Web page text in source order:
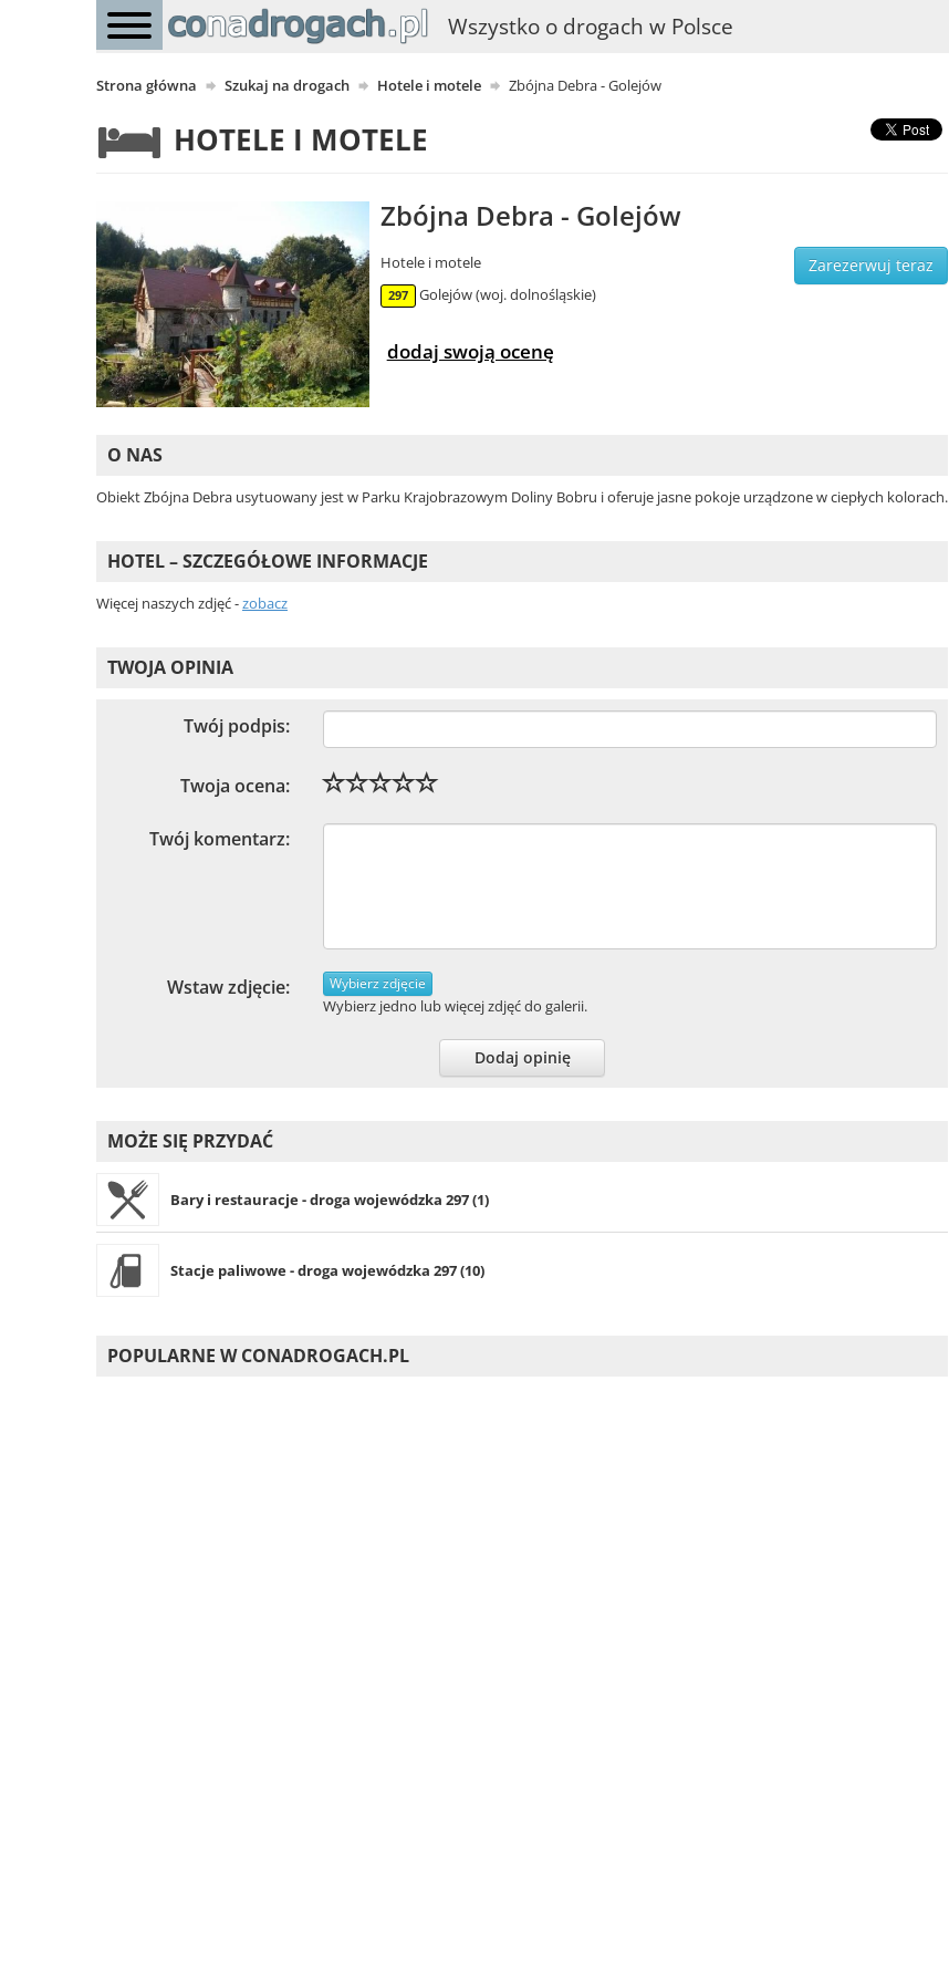
Wszystko o drogach w Polsce
Strona główna Szukaj na drogach Hotele i motele Zbójna Debra - Golejów
HOTELE I MOTELE
Zbójna Debra - Golejów
Zarezerwuj teraz
Hotele i motele
297 Golejów (woj. dolnośląskie)
dodaj swoją ocenę
O NAS
Obiekt Zbójna Debra usytuowany jest w Parku Krajobrazowym Doliny Bobru i oferuje jasne pokoje urządzone w ciepłych kolorach.
HOTEL – SZCZEGÓŁOWE INFORMACJE
Więcej naszych zdjęć -zobacz
TWOJA OPINIA
Twój podpis:
Twoja ocena:
Twój komentarz:
Wstaw zdjęcie: Wybierz zdjęcie
Wybierz jedno lub więcej zdjęć do galerii.
Dodaj opinię
MOŻE SIĘ PRZYDAĆ
Bary i restauracje - droga wojewódzka 297 (1)
Stacje paliwowe - droga wojewódzka 297 (10)
POPULARNE W CONADROGACH.PL